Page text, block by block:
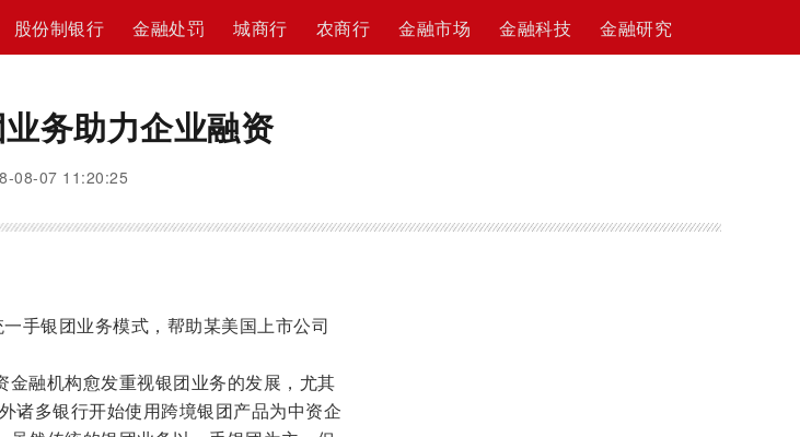
股份制银行 金融处罚 城商行 农商行 金融市场 金融科技 金融研究
务助力企业融资
08-07 11:20:25
银团业务模式，帮助某美国上市公司
融机构愈发重视银团业务的发展，尤其
诸多银行开始使用跨境银团产品为中资企